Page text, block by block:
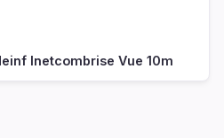
Inetcombrise Vue 10m